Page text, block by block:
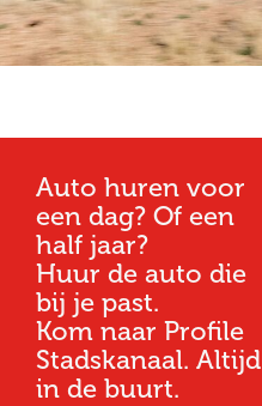
Auto huren voor
een dag? Of een
half jaar?
Huur de auto die
bij je past.
Kom naar Profile
Stadskanaal. Altijd
in de buurt.